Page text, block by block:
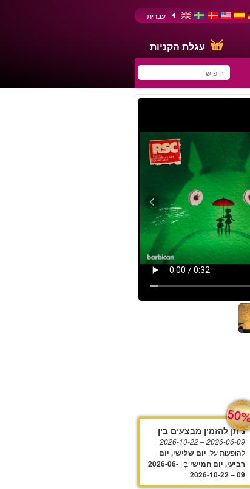
עגלת הקניות
עברית
ניתן להזמין מבצעים בין
2026-06-09
– 2026-10-22
להופעות על: יום שלישי, יום
רביעי, יום חמישי בֵּין 2026-06-
09 – 2026-10-22